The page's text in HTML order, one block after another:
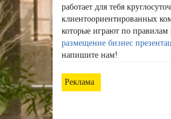
работает для тебя
клиентоориентированных
которые играют по правилам
размещение бизнес
напишите нам!
Реклама